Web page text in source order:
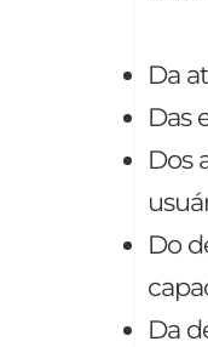
Da
Das
Dos
Do
Da